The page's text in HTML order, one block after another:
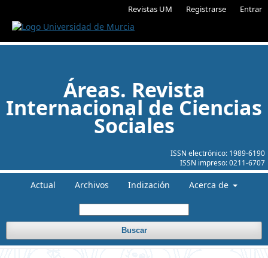
Revistas UM Registrarse Entrar
ISSN electrónico: 1989-6190
ISSN impreso:0211-6707
Áreas. Revista
Internacional de Ciencias
Sociales
Actual Archivos Indización Acerca de
Buscar